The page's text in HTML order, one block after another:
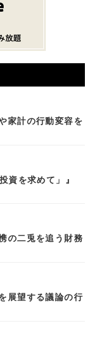
家計の行動変容を
資を求めて」』
の二兎を追う財務
展望する議論の行